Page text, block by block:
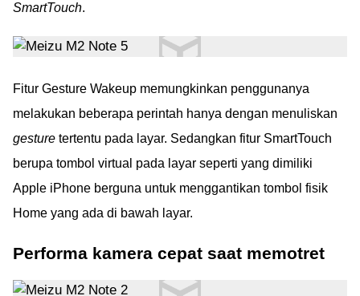
SmartTouch.
Fitur Gesture Wakeup memungkinkan penggunanya
melakukan beberapa perintah hanya dengan menuliskan
gesture tertentu pada layar. Sedangkan fitur SmartTouch
berupa tombol virtual pada layar seperti yang dimiliki
Apple iPhone berguna untuk menggantikan tombol fisik
Home yang ada di bawah layar.
Performa kamera cepat saat memotret